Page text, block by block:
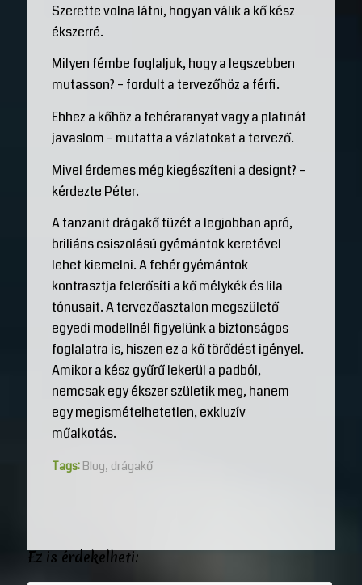
Szerette volna látni, hogyan válik a kő kész
ékszerré.
Milyen fémbe foglaljuk, hogy a legszebben
mutasson? – fordult a tervezőhöz a férfi.
Ehhez a kőhöz a fehéraranyat vagy a platinát
javaslom – mutatta a vázlatokat a tervező.
Mivel érdemes még kiegészíteni a designt? –
kérdezte Péter.
A tanzanit drágakő tüzét a legjobban apró,
briliáns csiszolású gyémántok keretével
lehet kiemelni. A fehér gyémántok
kontrasztja felerősíti a kő mélykék és lila
tónusait. A tervezőasztalon megszülető
egyedi modellnél figyelünk a biztonságos
foglalatra is, hiszen ez a kő törődést igényel.
Amikor a kész gyűrű lekerül a padból,
nemcsak egy ékszer születik meg, hanem
egy megismételhetetlen, exkluzív
műalkotás.
Tags: Blog, drágakő
Ez is érdekelheti: